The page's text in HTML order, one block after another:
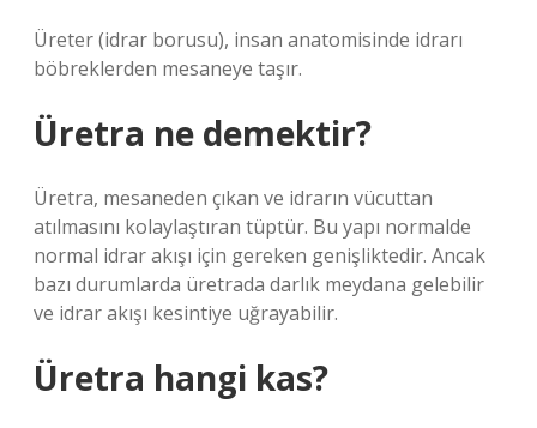
Üreter (idrar borusu), insan anatomisinde idrarı
böbreklerden mesaneye taşır.
Üretra ne demektir?
Üretra, mesaneden çıkan ve idrarın vücuttan
atılmasını kolaylaştıran tüptür. Bu yapı normalde
normal idrar akışı için gereken genişliktedir. Ancak
bazı durumlarda üretrada darlık meydana gelebilir
ve idrar akışı kesintiye uğrayabilir.
Üretra hangi kas?